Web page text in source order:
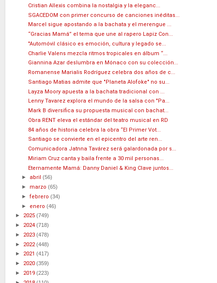
Cristian Allexis combina la nostalgia y la eleganc...
SGACEDOM con primer concurso de canciones inéditas...
Marcel sigue apostando a la bachata y el merengue ...
“Gracias Mamá” el tema que une al rapero Lapiz Con...
"Automóvil clásico es emoción, cultura y legado se...
Charlie Valens mezcla ritmos tropicales en álbum “...
Giannina Azar deslumbra en Mónaco con su colección...
Romanense Marialis Rodríguez celebra dos años de c...
Santiago Matias admite que "Planeta Alofoke" no su...
Layza Moory apuesta a la bachata tradicional con ...
Lenny Tavarez explora el mundo de la salsa con "Pa...
Mark B diversifica su propuesta musical con bachat...
Obra RENT eleva el estándar del teatro musical en RD
84 años de historia celebra la obra “El Primer Vot...
Santiago se convierte en el epicentro del arte ren...
Comunicadora Jatnna Tavárez será galardonada por s...
Miriam Cruz canta y baila frente a 30 mil personas...
Eternamente Mamá: Danny Daniel & King Clave juntos...
► abril(56)
► marzo(65)
►febrero(34)
► enero(46)
► 2025 (749)
► 2024 (718)
► 2023 (478)
► 2022(448)
► 2021 (417)
► 2020 (359)
► 2019 (223)